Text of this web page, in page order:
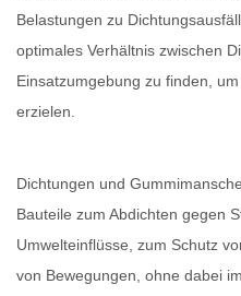
Belastungen zu
optimales Verhältnis zwischen
Einsatzumgebung zu finden,
erzielen.
Dichtungen und
Bauteile zum Abdichten gegen
Umwelteinflüsse, zum Schutz
von Bewegungen, ohne dabei